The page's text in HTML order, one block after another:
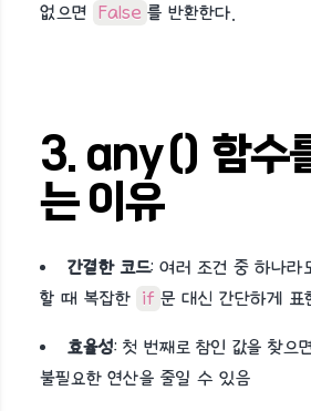
없으면 False 를 반환한다.
3. any() 함수
는 이유
간결한 코드: 여러 조건 중 하나라
할 때 복잡한 if 문 대신 간단하게 표
효율성: 첫 번째로 참인 값을 찾으
불필요한 연산을 줄일 수 있음